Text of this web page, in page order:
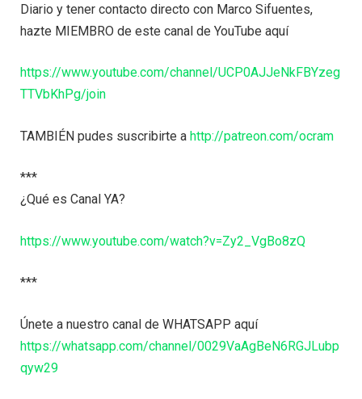
Diario y tener contacto directo con Marco Sifuentes,
hazte MIEMBRO de este canal de YouTube aquí
https://www.youtube.com/channel/UCP0AJJeNkFBYzeg
TTVbKhPg/join
TAMBIÉN pudes suscribirte a http://patreon.com/ocram
***
¿Qué es Canal YA?
https://www.youtube.com/watch?v=Zy2_VgBo8zQ
***
Únete a nuestro canal de WHATSAPP aquí
https://whatsapp.com/channel/0029VaAgBeN6RGJLubp
qyw29